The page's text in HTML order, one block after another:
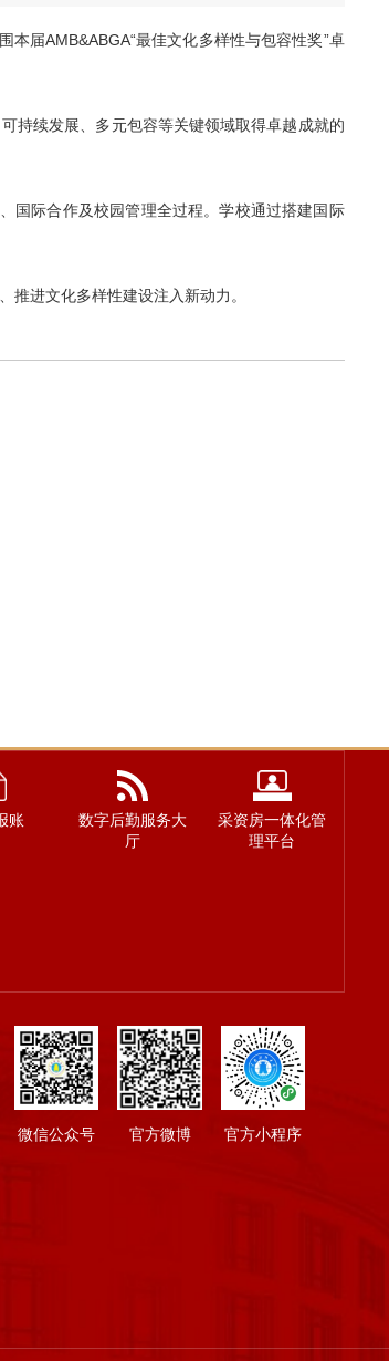
届AMB&ABGA“最佳文化多样性与包容性奖”卓
持续发展、多元包容等关键领域取得卓越成就的
国际合作及校园管理全过程。学校通过搭建国际
推进文化多样性建设注入新动力。
账
数字后勤服务大
厅
采资房一体化管
理平台
微信公众号 官方微博 官方小程序